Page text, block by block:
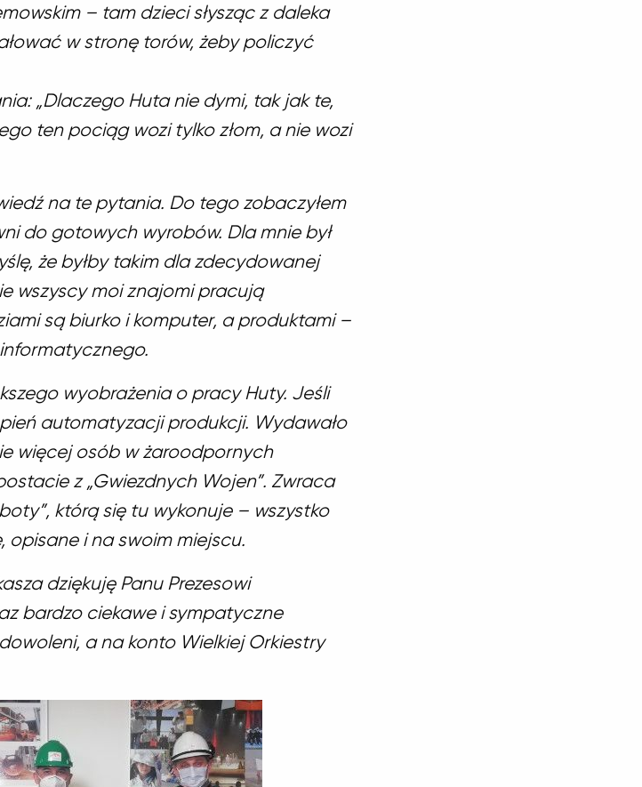
– tam dzieci słysząc z daleka
w stronę torów, żeby policzyć
„Dlaczego Huta nie dymi, tak jak te,
ten pociąg wozi tylko złom, a nie wozi
na te pytania. Do tego zobaczyłem
do gotowych wyrobów. Dla mnie był
że byłby takim dla zdecydowanej
wszyscy moi znajomi pracują
są biurko i komputer, a produktami –
wyobrażenia o pracy Huty. Jeśli
automatyzacji produkcji. Wydawało
więcej osób w żaroodpornych
z „Gwiezdnych Wojen”. Zwraca
którą się tu wykonuje – wszystko
i na swoim miejscu.
dziękuję Panu Prezesowi
bardzo ciekawe i sympatyczne
a na konto Wielkiej Orkiestry